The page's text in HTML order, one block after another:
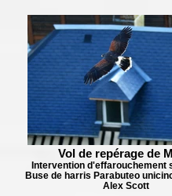
Vol de repérage de
Intervention d'effarouchement
Buse de harris Parabuteo
Alex Scott